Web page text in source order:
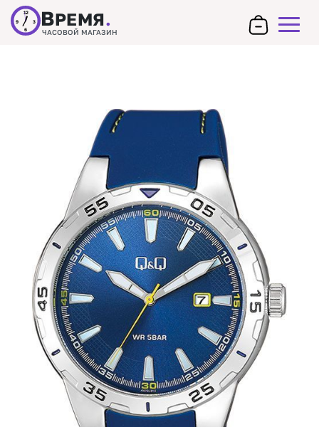
12
3
6
9 ВРЕМЯ.
ЧАСОВОЙ МАГАЗИН